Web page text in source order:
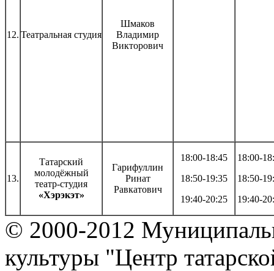
12. Театральная студия
Шмаков
Владимир
Викторович
13.
Татарский
молодёжный
театр-студия
«Хэрэкэт»
Гарифуллин
Ринат
Равкатович
18:00-18:45
18:50-19:35
19:40-20:25
18:00-
18:50-
19:40-
© 2000-2012
культуры "Центр